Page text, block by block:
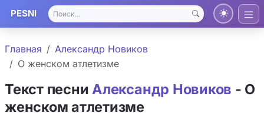
PESNI
Главная
Александр Новиков
О женском атлетизме
Текст песни Александр Новиков - О
женском атлетизме